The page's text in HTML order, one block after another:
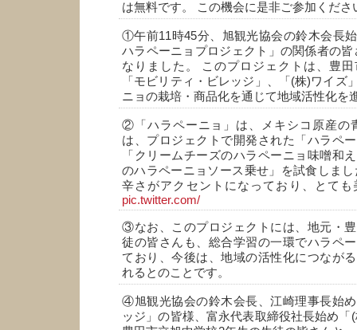
は無料です。 この機会に是非ご参加くださ
①午前11時45分、旭観光協会の鈴木会長
ハラペーニョプロジェクト」の関係者の
なりました。 このプロジェクトは、豊
「モビリティ・ビレッジ」、「(株)ワイズ
ニョの栽培・商品化を通じて地域活性化を
②「ハラペーニョ」は、メキシコ原産の
は、プロジェクトで開発された「ハラペ
「クリームチーズのハラペーニョ味噌和
のハラペーニョソース乗せ」を試食しま
辛さがアクセントになっており、とて
pic.twitter.com/
③なお、このプロジェクトには、地元・
徒の皆さんも、総合学習の一環でハラペ
ており、今後は、地域の活性化につなが
れるとのことです。
④旭観光協会の鈴木会長、江崎理事長始
ッジ」の皆様、富永代表取締役社長始め「